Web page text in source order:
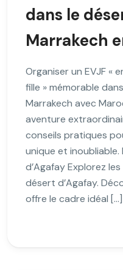
dans le
Marrakech
Organiser un EVJF «
fille » mémorable
Marrakech avec
aventure
conseils pratiques
unique et
d’Agafay Explorez
désert d’Agafay.
offre le cadre idéal […]